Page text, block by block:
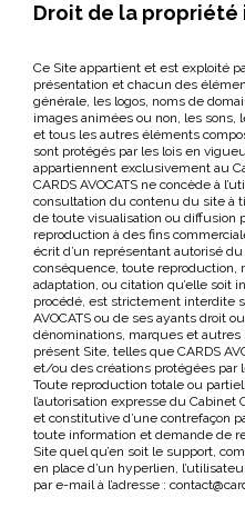
Droit de la
Ce Site appartient et est exploité
présentation et chacun des
générale, les logos, noms de
images animées ou non, les sons,
et tous les autres éléments
sont protégés par les lois en
appartiennent exclusivement au
CARDS AVOCATS ne concède à
consultation du contenu du site à
de toute visualisation ou
reproduction à des fins
écrit d’un représentant autorisé du
conséquence, toute reproduction,
adaptation, ou citation qu’elle soit
procédé, est strictement interdite
AVOCATS ou de ses ayants droit
dénominations, marques et
présent Site, telles que CARDS
et/ou des créations protégées par
Toute reproduction totale ou
l’autorisation expresse du Cabinet
et constitutive d’une contrefaçon
toute information et demande de
Site quel qu’en soit le support,
en place d’un hyperlien,
par e-mail à l’adresse :